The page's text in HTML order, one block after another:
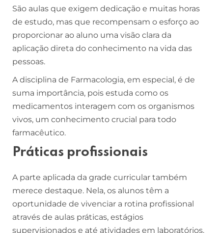
São aulas que exigem dedicação e muitas horas
de estudo, mas que recompensam o esforço ao
proporcionar ao aluno uma visão clara da
aplicação direta do conhecimento na vida das
pessoas.
A disciplina de Farmacologia, em especial, é de
suma importância, pois estuda como os
medicamentos interagem com os organismos
vivos, um conhecimento crucial para todo
farmacêutico.
Práticas profissionais
A parte aplicada da grade curricular também
merece destaque. Nela, os alunos têm a
oportunidade de vivenciar a rotina profissional
através de aulas práticas, estágios
supervisionados e até atividades em laboratórios.